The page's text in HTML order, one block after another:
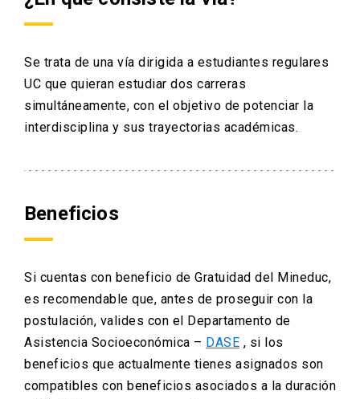
Información para
Admisión Postgrado
Se trata de una vía dirigida a estudiantes regulares
UC que quieran estudiar dos carreras
simultáneamente, con el objetivo de potenciar la
interdisciplina y sus trayectorias académicas.
Beneficios
Si cuentas con beneficio de Gratuidad del Mineduc,
es recomendable que, antes de proseguir con la
postulación, valides con el Departamento de
Asistencia Socioeconómica – DASE , si los
beneficios que actualmente tienes asignados son
compatibles con beneficios asociados a la duración